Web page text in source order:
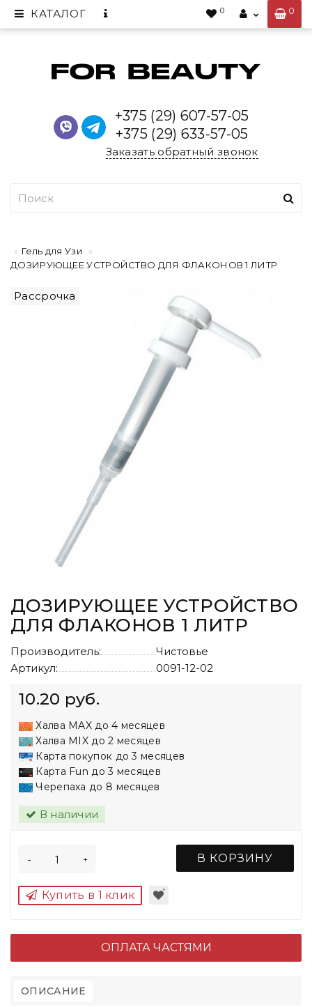
0
КАТАЛОГ 0
+375 (29) 607-57-05
+375 (29) 633-57-05
Заказать обратный звонок
Гель для Узи
ДОЗИРУЮЩЕЕ УСТРОЙСТВО ДЛЯ ФЛАКОНОВ 1 ЛИТР
Рассрочка
ДОЗИРУЮЩЕЕ УСТРОЙСТВО
ДЛЯ ФЛАКОНОВ 1 ЛИТР
Производитель:
Чистовье
Артикул:
0091-12-02
10.20 руб.
Халва MAX до 4 месяцев
Халва MIX до 2 месяцев
Карта покупок до 3 месяцев
Карта Fun до 3 месяцев
Черепаха до 8 месяцев
В наличии
+
- В КОРЗИНУ
Купить в 1 клик
ОПЛАТА ЧАСТЯМИ
ОПИСАНИЕ